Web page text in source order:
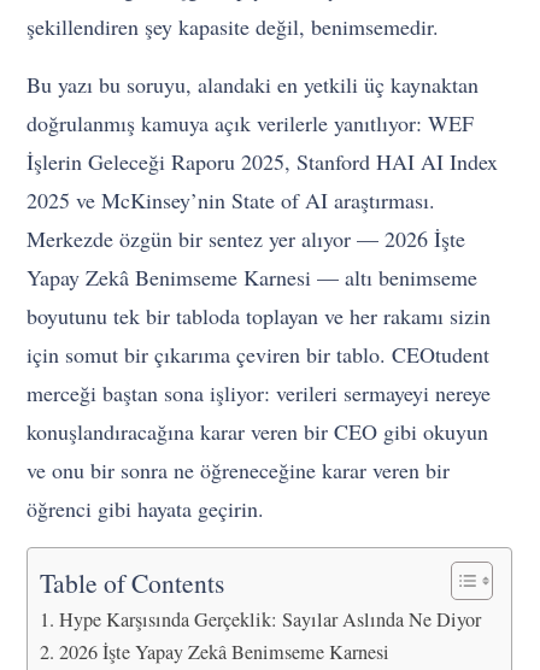
şekillendiren şey kapasite değil, benimsemedir.
Bu yazı bu soruyu, alandaki en yetkili üç kaynaktan
doğrulanmış kamuya açık verilerle yanıtlıyor: WEF
İşlerin Geleceği Raporu 2025, Stanford HAI AI Index
2025 ve McKinsey’nin State of AI araştırması.
Merkezde özgün bir sentez yer alıyor — 2026 İşte
Yapay Zekâ Benimseme Karnesi — altı benimseme
boyutunu tek bir tabloda toplayan ve her rakamı sizin
için somut bir çıkarıma çeviren bir tablo. CEOtudent
merceği baştan sona işliyor: verileri sermayeyi nereye
konuşlandıracağına karar veren bir CEO gibi okuyun
ve onu bir sonra ne öğreneceğine karar veren bir
öğrenci gibi hayata geçirin.
Table of Contents
Hype Karşısında Gerçeklik: Sayılar Aslında Ne Diyor
2026 İşte Yapay Zekâ Benimseme Karnesi